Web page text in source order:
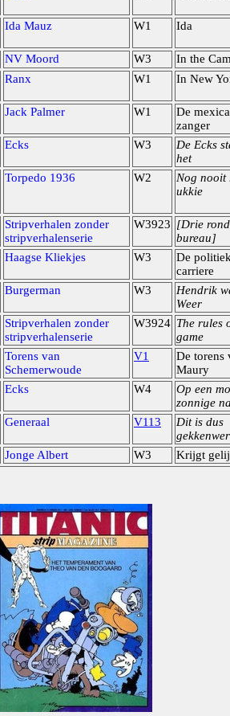
Ida Mauz W1 Ida
NV Moord W3
In the
Ranx W1 In New
Jack Palmer W1
De
zanger
Ecks W3
De Ecks
het
Torpedo 1936 W2
Nog nooit
ukkie
Stripverhalen zonder
stripverhalenserie
W3923 [Drie
bureau]
Haagse Kliekjes W3
De
carriere
Burgerman W3
Hendrik
Weer
Stripverhalen zonder
stripverhalenserie
W3924 The rules
game
Torens van
Schemerwoude
V1
De torens
Maury
Ecks W4
Op een
zonnige
Generaal V113
Dit is dus
Jonge Albert W3 Krijgt